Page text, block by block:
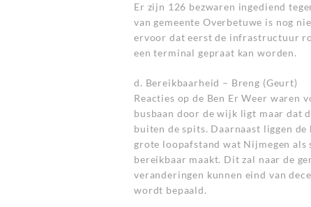
Er zijn 126 bezwaren ingediend
van gemeente Overbetuwe is nog
ervoor dat eerst de infrastructuur
een terminal gepraat kan worden.
d. Bereikbaarheid – Breng (Geurt)
Reacties op de Ben Er Weer waren
busbaan door de wijk ligt maar dat
buiten de spits. Daarnaast liggen
grote loopafstand wat Nijmegen
bereikbaar maakt. Dit zal naar de
veranderingen kunnen eind van
wordt bepaald.